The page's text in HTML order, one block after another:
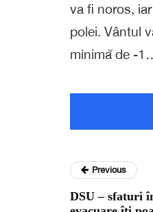
va fi noros,
polei. Vântul
minimă de -
Previous
DSU – sfaturi